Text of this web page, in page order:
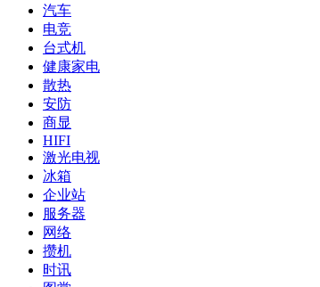
汽车
电竞
台式机
健康家电
散热
安防
商显
HIFI
激光电视
冰箱
企业站
服务器
网络
攒机
时讯